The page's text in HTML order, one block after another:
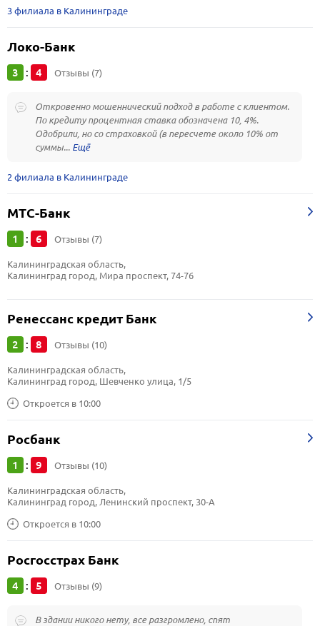
3 филиала в Калининграде
Локо-Банк
3 : 4 Отзывы (7)
Откровенно мошеннический подход в работе с клиентом.
По кредиту процентная ставка обозначена 10, 4%.
Одобрили, но со страховкой (в пересчете около 10% от
суммы...
2 филиала в Калининграде
МТС-Банк
1 : 6 Отзывы (7)
Калининградская область,
Калининград город, Мира проспект, 74-76
Ренессанс кредит Банк
2 : 8 Отзывы (10)
Откроется в 10:00
Калининградская область,
Калининград город, Шевченко улица, 1/5
Росбанк
1 : 9 Отзывы (10)
Откроется в 10:00
Калининградская область,
Калининград город, Ленинский проспект, 30-А
Росгосстрах Банк
4 : 5 Отзывы (9)
В здании никого нету, все разгромлено, спят